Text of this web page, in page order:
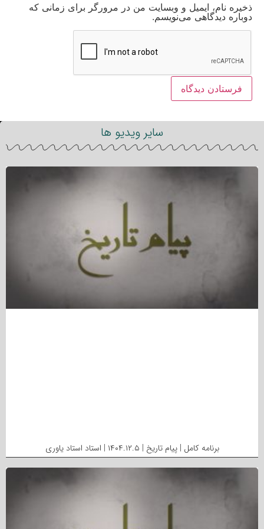
ذخیره نام، ایمیل و وبسایت من در مرورگر برای زمانی که
دوباره دیدگاهی می‌نویسم.
سایر ویدیو ها
برنامه کامل | پیام تاریخ | ۱۴۰۴.۱۲.۵ | استاد استاد یاوری